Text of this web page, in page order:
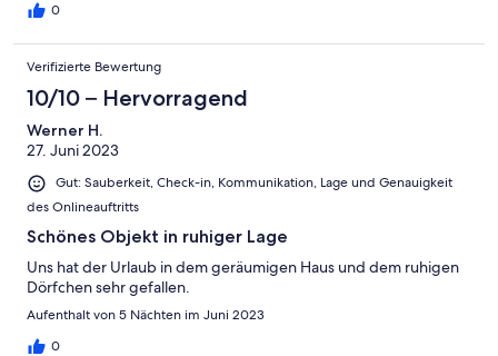
0
Verifizierte Bewertung
10/10 – Hervorragend
Werner H.
27. Juni 2023
Gut: Sauberkeit, Check-in, Kommunikation, Lage und Genauigkeit
des Onlineauftritts
Schönes Objekt in ruhiger Lage
Uns hat der Urlaub in dem geräumigen Haus und dem ruhigen
Dörfchen sehr gefallen.
Aufenthalt von 5 Nächten im Juni 2023
0